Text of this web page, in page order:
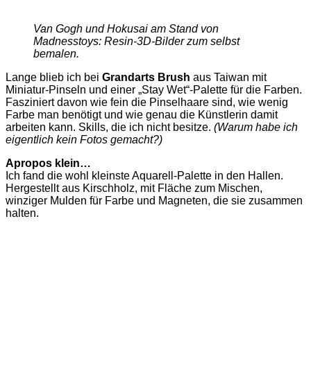
Van Gogh und Hokusai am Stand von
Madnesstoys: Resin-3D-Bilder zum selbst
bemalen.
Lange blieb ich bei Grandarts Brush aus Taiwan mit
Miniatur-Pinseln und einer „Stay Wet“-Palette für die Farben.
Fasziniert davon wie fein die Pinselhaare sind, wie wenig
Farbe man benötigt und wie genau die Künstlerin damit
arbeiten kann. Skills, die ich nicht besitze. (Warum habe ich
eigentlich kein Fotos gemacht?)
Apropos klein…
Ich fand die wohl kleinste Aquarell-Palette in den Hallen.
Hergestellt aus Kirschholz, mit Fläche zum Mischen,
winziger Mulden für Farbe und Magneten, die sie zusammen
halten.